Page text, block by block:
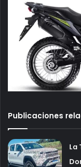
Publicaciones
La